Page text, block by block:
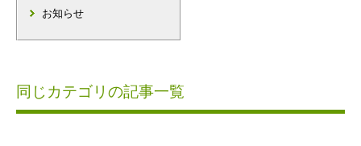
お知らせ
同じカテゴリの記事一覧